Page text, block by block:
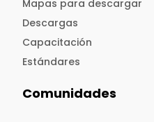
Mapas para descargar
Descargas
Capacitación
Estándares
Comunidades